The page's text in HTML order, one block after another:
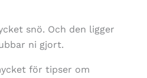
snö. Och den ligger
ni gjort.
för tipser om